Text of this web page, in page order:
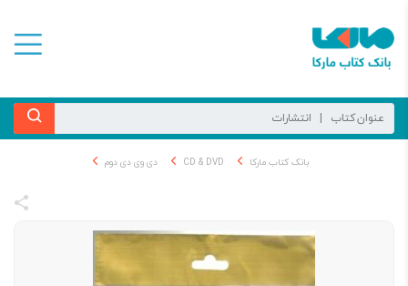
بانک کتاب مارکا CD & DVD دی وی دی دوم